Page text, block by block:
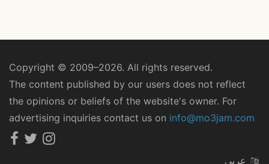
Copyright © 2009–2026. All rights reserved.
The content published by our users does not reflect
the opinions or beliefs of the website's owner. For
advertising inquiries contact us on info@mo3jam.com
عربي